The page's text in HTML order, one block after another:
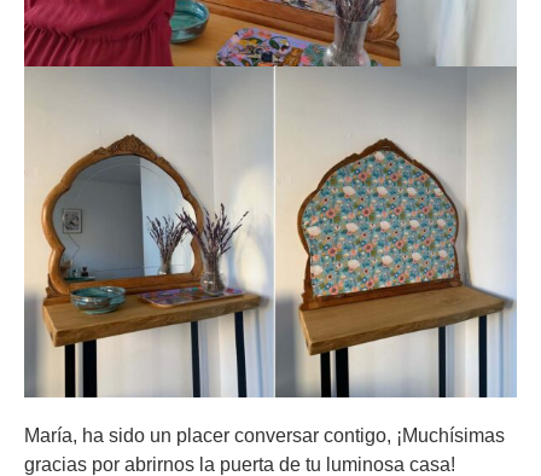
María, ha sido un placer conversar contigo, ¡Muchísimas
gracias por abrirnos la puerta de tu luminosa casa!